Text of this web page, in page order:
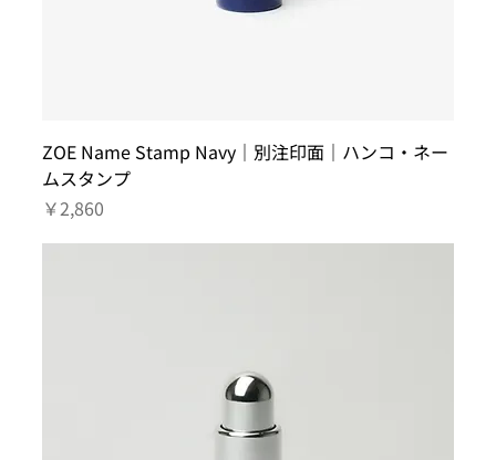
ZOE Name Stamp Navy｜別注印面｜ハンコ・ネー
ムスタンプ
価格
￥2,860